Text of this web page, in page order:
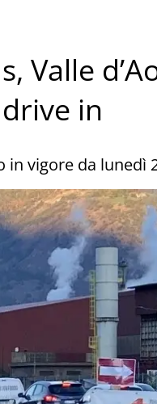
Valle
in
in vigore da lunedì